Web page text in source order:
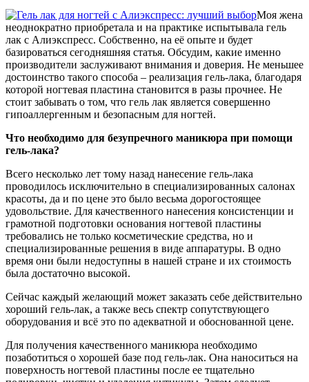
Моя жена
неоднократно приобретала и на практике испытывала гель
лак с Алиэкспресс. Собственно, на её опыте и будет
базироваться сегодняшняя статья. Обсудим, какие именно
производители заслуживают внимания и доверия. Не меньшее
достоинство такого способа – реализация гель-лака, благодаря
которой ногтевая пластина становится в разы прочнее. Не
стоит забывать о том, что гель лак является совершенно
гипоаллергенным и безопасным для ногтей.
Что необходимо для безупречного маникюра при помощи
гель-лака?
Всего несколько лет тому назад нанесение гель-лака
проводилось исключительно в специализированных салонах
красоты, да и по цене это было весьма дорогостоящее
удовольствие. Для качественного нанесения консистенции и
грамотной подготовки основания ногтевой пластины
требовались не только косметические средства, но и
специализированные решения в виде аппаратуры. В одно
время они были недоступны в нашей стране и их стоимость
была достаточно высокой.
Сейчас каждый желающий может заказать себе действительно
хороший гель-лак, а также весь спектр сопутствующего
оборудования и всё это по адекватной и обоснованной цене.
Для получения качественного маникюра необходимо
позаботиться о хорошей базе под гель-лак. Она наноситься на
поверхность ногтевой пластины после ее тщательно